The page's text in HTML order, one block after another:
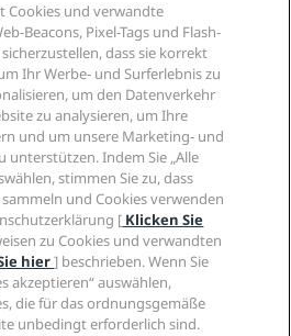
Hotels
Unser Engagement
Cookies und verwandte
Beacons, Pixel-Tags und Flash-
sicherzustellen, dass sie korrekt
Ihr Werbe- und Surferlebnis zu
um den Datenverkehr
zu analysieren, um Ihre
und um unsere Marketing- und
unterstützen. Indem Sie „Alle
stimmen Sie zu, dass
und Cookies verwenden
[ Klicken Sie
zu Cookies und verwandten
hier] beschrieben. Wenn Sie
akzeptieren“ auswählen,
die für das ordnungsgemäße
unbedingt erforderlich sind.